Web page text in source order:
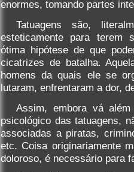
enormes, tomando partes
Tatuagens são,
esteticamente para terem
ótima hipótese de que
cicatrizes de batalha.
homens da quais ele se
lutaram, enfrentaram a dor,
Assim, embora vá
psicológico das tatuagens,
associadas a piratas,
etc. Coisa originariamente
doloroso, é necessário para